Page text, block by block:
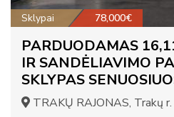
Sklypai 78,000€
PARDUODAMAS
IR SANDĖLIAVIMO
SKLYPAS
TRAKŲ RAJONAS, Trakų r.